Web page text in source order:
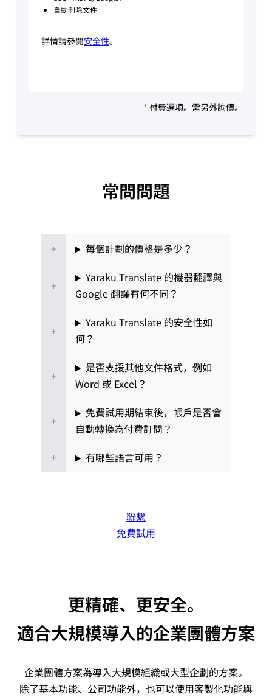
自動刪除文件
詳情請參閱安全性。
* 付費選項。需另外詢價。
常問問題
每個計劃的價格是多少？
Yaraku Translate 的機器翻譯與
Google 翻譯有何不同？
Yaraku Translate 的安全性如
何？
是否支援其他文件格式，例如
Word 或 Excel？
免費試用期結束後，帳戶是否會
自動轉換為付費訂閱？
有哪些語言可用？
聯繫
免費試用
更精確、更安全。
適合大規模導入的企業團體方案
企業團體方案為導入大規模組織或大型企劃的方案。
除了基本功能、公司功能外，也可以使用客製化功能與